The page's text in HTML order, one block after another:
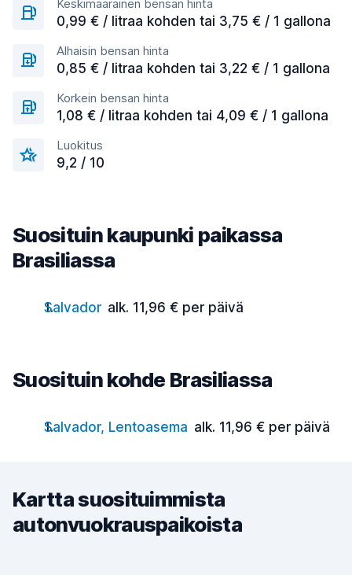
Keskimääräinen bensan hinta
0,99 € / litraa kohden tai 3,75 € / 1 gallona
Alhaisin bensan hinta
0,85 € / litraa kohden tai 3,22 € / 1 gallona
Korkein bensan hinta
1,08 € / litraa kohden tai 4,09 € / 1 gallona
Luokitus
9,2 / 10
Suosituin kaupunki paikassa
Brasiliassa
Salvador alk. 11,96 € per päivä
Suosituin kohde Brasiliassa
Salvador, Lentoasema alk. 11,96 € per päivä
Kartta suosituimmista
autonvuokrauspaikoista